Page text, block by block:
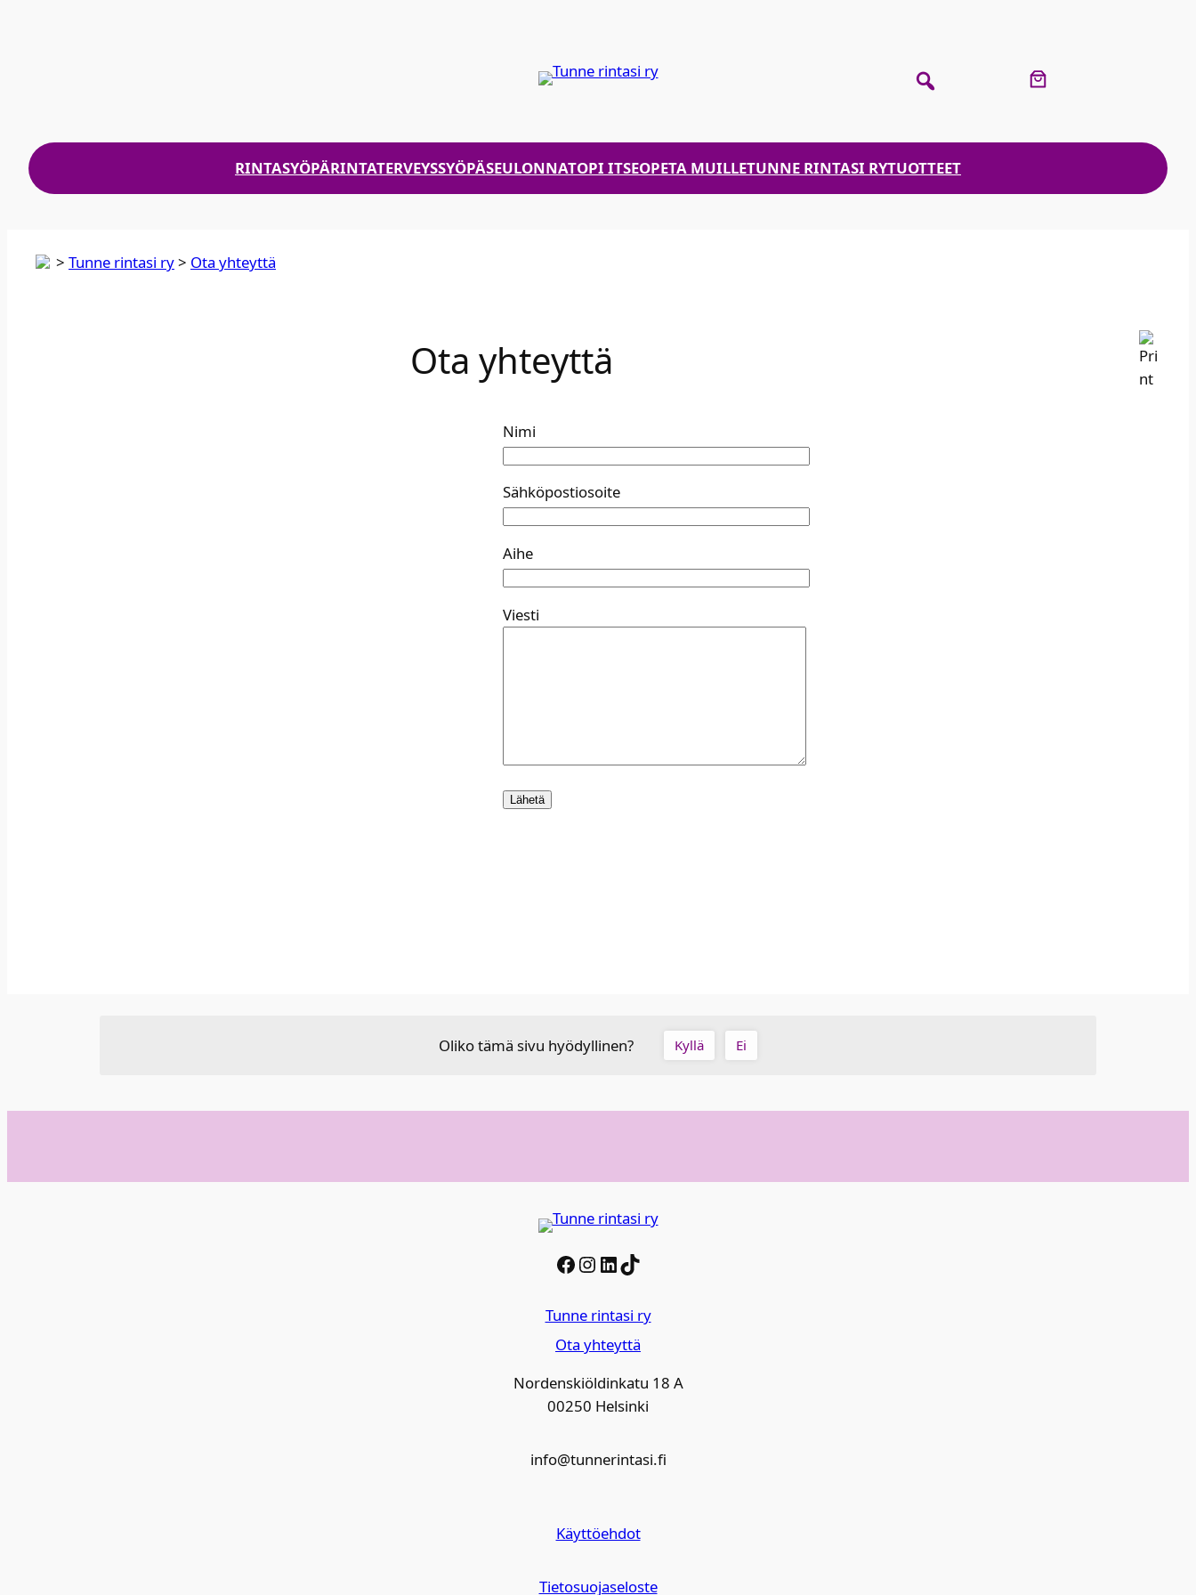
RINTASYÖPÄRINTATERVEYSSYÖPÄSEULONNATOPI ITSEOPETA MUILLETUNNE RINTASI RYTUOTTEET
> Tunne rintasi ry> Ota yhteyt­tä
Ota yhteyt­tä
Nimi
Säh­kö­pos­tio­soi­te
Aihe
Vies­ti
Oliko tämä sivu hyödyllinen? Kyllä Ei
Facebook
Instagram
LinkedIn
TikTok
Tunne rintasi ry
Ota yhteyttä
Nordenskiöldinkatu 18 A
00250 Helsinki
info@tunnerintasi.fi
Käyttöehdot
Tietosuojaseloste